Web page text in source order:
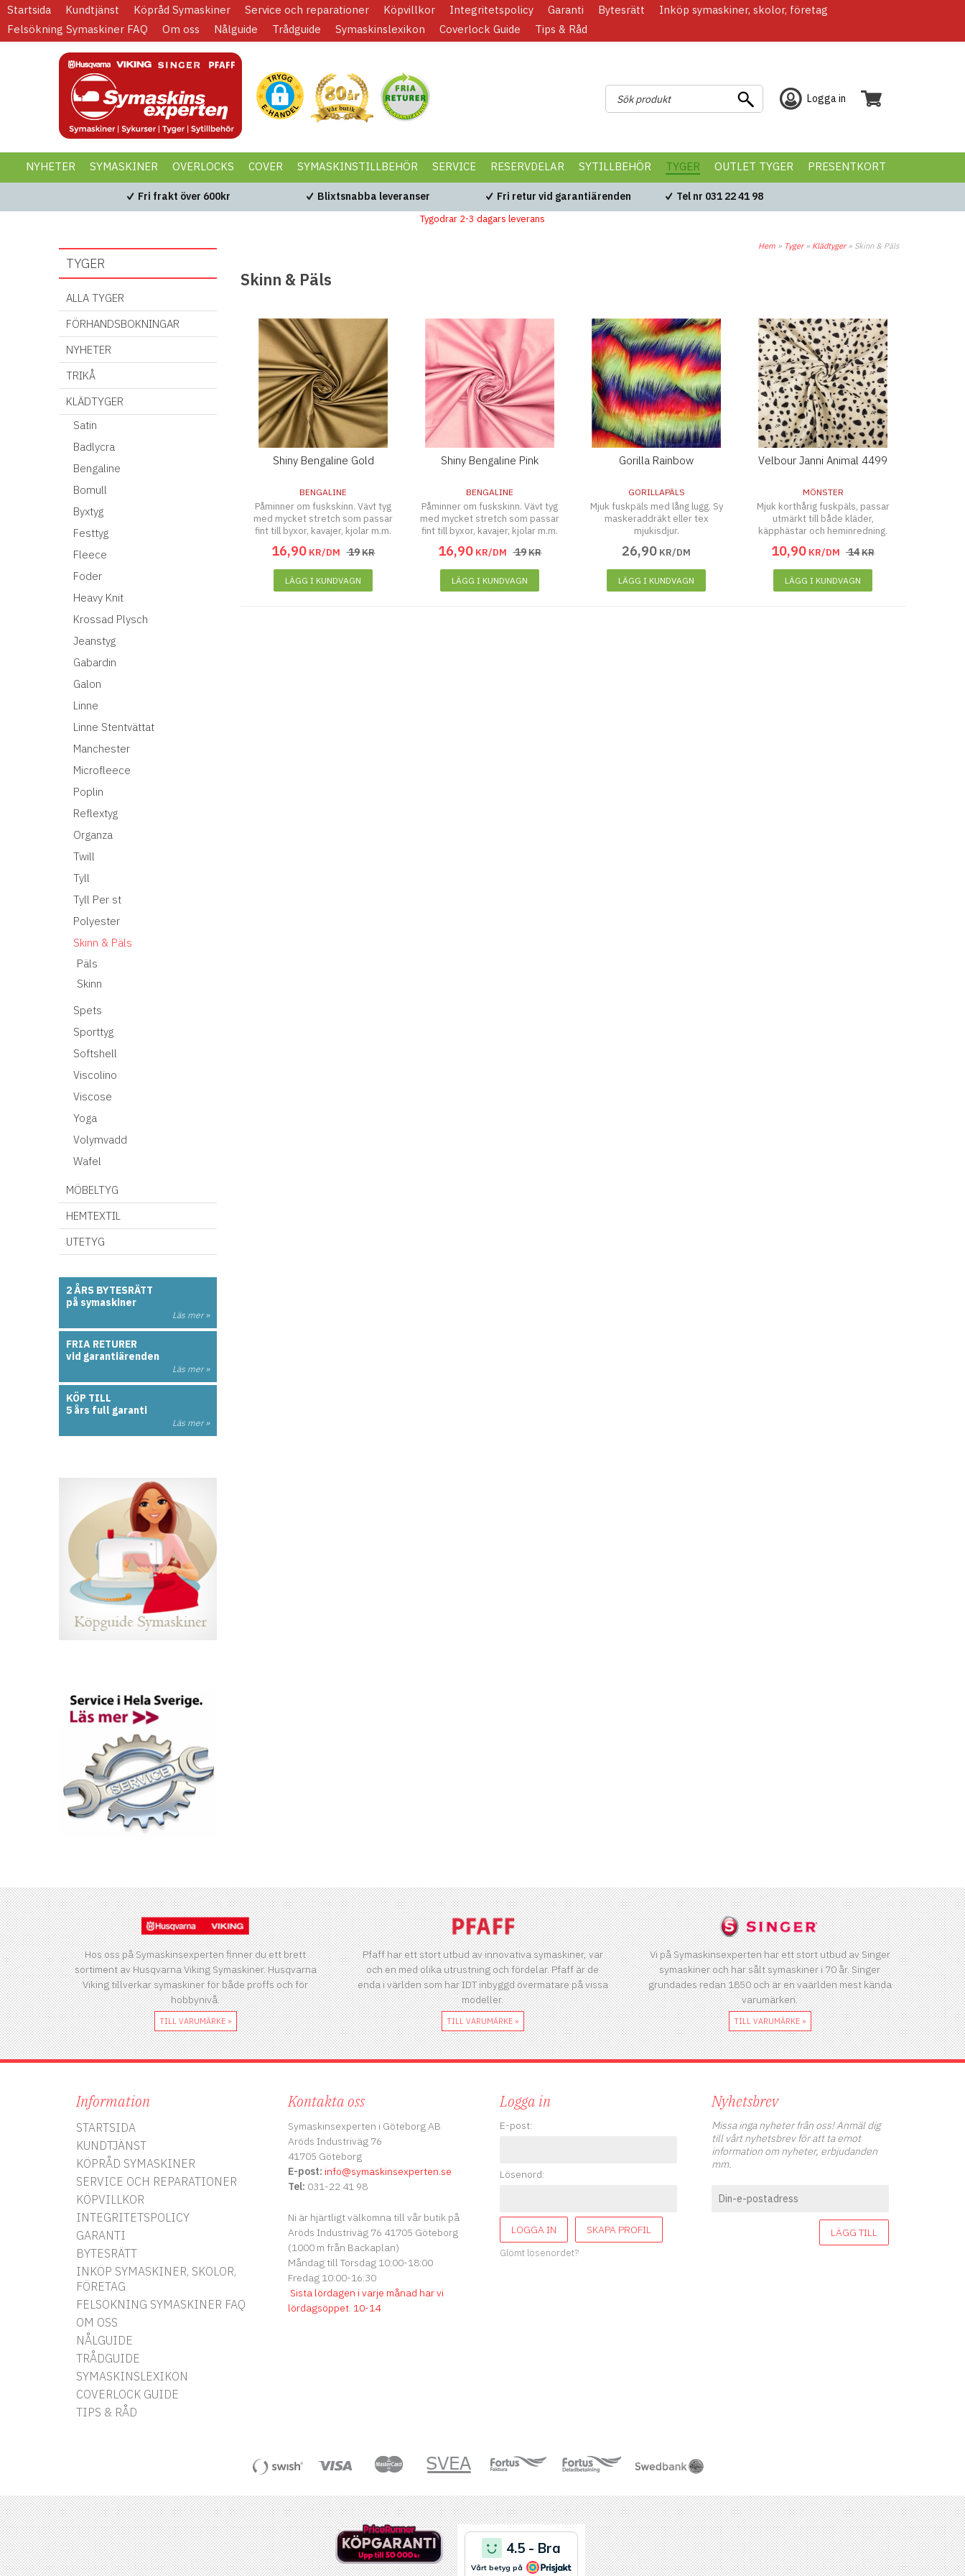
Startsida Kundtjänst Köpråd Symaskiner Service och reparationer Köpvillkor Integritetspolicy Garanti Bytesrätt
Inköp symaskiner, skolor, företag
Felsökning Symaskiner FAQ
Om oss Nålguide Trådguide Symaskinslexikon Coverlock Guide Tips & Råd
Logga in
NYHETER SYMASKINER OVERLOCKS COVER SYMASKINSTILLBEHÖR SERVICE RESERVDELAR SYTILLBEHÖR TYGER OUTLET TYGER PRESENTKORT
BLACK WEEKFri frakt över 600kr Blixtsnabba leveranser Fri retur vid garantiärenden Tel nr 031 22 41 98
Tygodrar 2-3 dagars leverans
TYGER
ALLA TYGER
FÖRHANDSBOKNINGAR
NYHETER
TRIKÅ
KLÄDTYGER
Satin
Badlycra
Bengaline
Bomull
Byxtyg
Festtyg
Fleece
Foder
Heavy Knit
Krossad Plysch
Jeanstyg
Gabardin
Galon
Linne
Linne Stentvättat
Manchester
Microfleece
Poplin
Reflextyg
Organza
Twill
Tyll
Tyll Per st
Polyester
Skinn & Päls
Päls
Skinn
Spets
Sporttyg
Softshell
Viscolino
Viscose
Yoga
Volymvadd
Wafel
MÖBELTYG
HEMTEXTIL
UTETYG
2 ÅRS BYTESRÄTT
på symaskiner
Läs mer »
FRIA RETURER
vid garantiärenden
Läs mer »
KÖP TILL
5 års full garanti
Läs mer »
Hem » Tyger» Klädtyger» Skinn & Päls
Skinn & Päls
Shiny Bengaline Gold
BENGALINE
Påminner om fuskskinn. Vävt tyg
med mycket stretch som passar
fint till byxor, kavajer, kjolar m.m.
16,90 KR/DM 19KR
LÄGG I KUNDVAGN
Shiny Bengaline Pink
BENGALINE
Påminner om fuskskinn. Vävt tyg
med mycket stretch som passar
fint till byxor, kavajer, kjolar m.m.
16,90 KR/DM 19KR
LÄGG I KUNDVAGN
Gorilla Rainbow
GORILLAPÄLS
Mjuk fuskpäls med lång lugg. Sy
maskeraddräkt eller tex
mjukisdjur.
26,90 KR/DM
LÄGG I KUNDVAGN
Velbour Janni Animal 4499
MÖNSTER
Mjuk korthårig fuskpäls, passar
utmärkt till både kläder,
käpphästar och heminredning.
10,90 KR/DM 14KR
LÄGG I KUNDVAGN
Hos oss på Symaskinsexperten finner du ett brett
sortiment av Husqvarna Viking Symaskiner. Husqvarna
Viking tillverkar symaskiner för både proffs och för
hobbynivå.
TILL VARUMÄRKE »
Pfaff har ett stort utbud av innovativa symaskiner, var
och en med olika utrustning och fördelar. Pfaff är de
enda i världen som har IDT inbyggd övermatare på vissa
modeller.
TILL VARUMÄRKE »
Vi på Symaskinsexperten har ett stort utbud av Singer
symaskiner och har sålt symaskiner i 70 år. Singer
grundades redan 1850 och är en vaärlden mest kända
varumärken.
TILL VARUMÄRKE »
Information
STARTSIDA
KUNDTJÄNST
KÖPRÅD SYMASKINER
SERVICE OCH REPARATIONER
KÖPVILLKOR
INTEGRITETSPOLICY
GARANTI
BYTESRÄTT
INKÖP SYMASKINER, SKOLOR,
FÖRETAG
FELSÖKNING SYMASKINER FAQ
OM OSS
NÅLGUIDE
TRÅDGUIDE
SYMASKINSLEXIKON
COVERLOCK GUIDE
TIPS & RÅD
Kontakta oss
Symaskinsexperten i Göteborg AB
Aröds Industriväg 76
41705 Göteborg
E-post: info@symaskinsexperten.se
Tel: 031-22 41 98
Ni är hjärtligt välkomna till vår butik på
Aröds Industriväg 76 41705 Göteborg
(1000 m från Backaplan)
Måndag till Torsdag 10:00-18:00
Fredag 10:00-16:30
Sista lördagen i varje månad har vi
lördagsöppet. 10-14
Logga in
E-post:
Lösenord:
LOGGA IN SKAPA PROFIL
Glömt lösenordet?
Nyhetsbrev
Missa inga nyheter från oss! Anmäl dig
till vårt nyhetsbrev för att ta emot
information om nyheter, erbjudanden
mm.
LÄGG TILL